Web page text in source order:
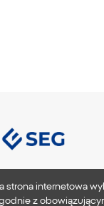
strona internetowa
z